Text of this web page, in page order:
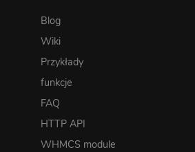
Blog
Wiki
Przykłady
funkcje
FAQ
HTTP API
WHMCS module